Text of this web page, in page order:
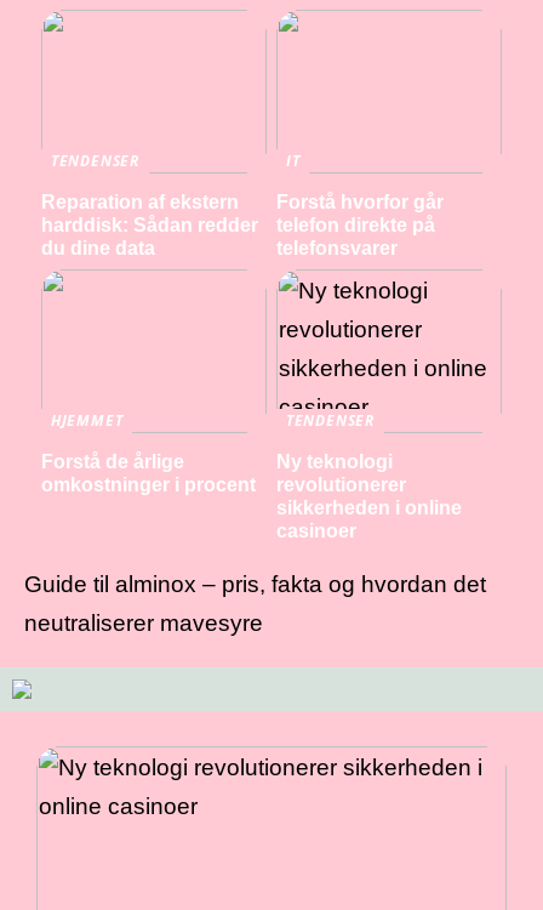
TENDENSER
Reparation af ekstern
harddisk: Sådan redder
du dine data
IT
Forstå hvorfor går
telefon direkte på
telefonsvarer
HJEMMET
Forstå de årlige
omkostninger i procent
TENDENSER
Ny teknologi
revolutionerer
sikkerheden i online
casinoer
Guide til alminox – pris, fakta og hvordan det
neutraliserer mavesyre